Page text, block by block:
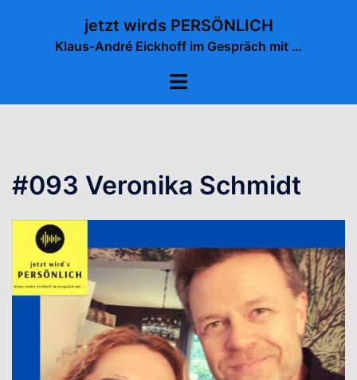
jetzt wirds PERSÖNLICH
Klaus-André Eickhoff im Gespräch mit …
Menü
#093 Veronika Schmidt